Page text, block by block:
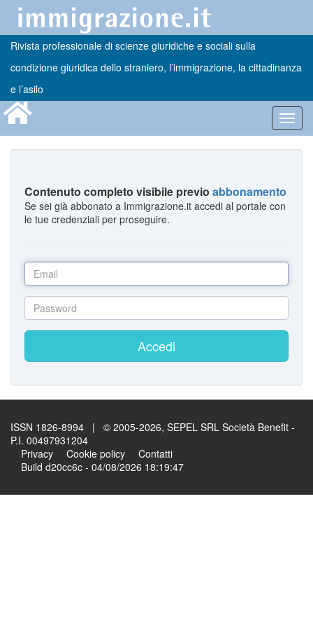
Rivista professionale di scienze giuridiche e sociali sulla
condizione giuridica dello straniero, l’immigrazione, la cittadinanza
e l’asilo
Contenuto completo visibile previo abbonamento
Se sei già abbonato a Immigrazione.it accedi al portale con
le tue credenziali per proseguire.
Accedi
ISSN 1826-8994 | © 2005-2026, SEPEL SRL Società Benefit -
P.I. 00497931204
Privacy
Cookie policy
Contatti
Build d20cc6c - 04/08/2026 18:19:47